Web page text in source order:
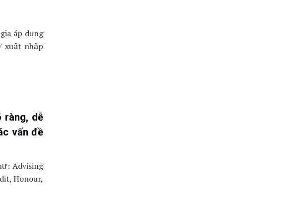
áp dụng
xuất nhập
ràng, dễ
vấn đề
Advising
Honour,